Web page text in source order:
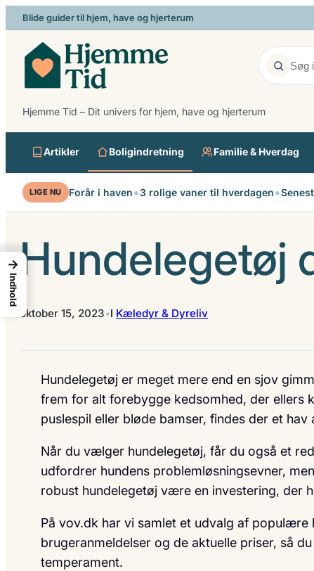
Spring
til
indhold
Blide guider til hjem, have og hjerterum
Hjemme Tid – Dit univers for hjem, have og hjerterum
Artikler Boligindretning Familie & Hverdag
LIGE NU Forår i haven•3 rolige vaner til hverdagen•
Hundelegetøj
oktober 15, 2023•I Kæledyr & Dyreliv
Hundelegetøj er meget mere end en sjov
frem for alt forebygge kedsomhed, der
puslespil eller bløde bamser, findes der et
Når du vælger hundelegetøj, får du også et
udfordrer hundens problemløsningsevner,
robust hundelegetøj være en investering, der
På vov.dk har vi samlet et udvalg af
brugeranmeldelser og de aktuelle priser, så
temperament.
→
Indhold